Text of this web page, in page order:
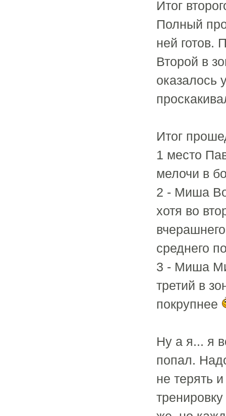
Итог
Полный
ней готов.
Второй в
оказалось
Итог
1 место
мелочи в
2 - Миша
хотя во
среднего
3 - Миша
третий в
покрупнее
Ну а я... я
попал.
не терять